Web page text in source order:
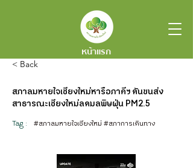
หน้าแรก
< Back
สภาลมหายใจเชียงใหม่หารือภาคีฯ ดันขนส่ง
สาธารณะเชียงใหม่ลดมลพิษฝุ่น PM2.5
Tag : #สภาลมหายใจเชียงใหม่ #สภาการเดินทาง